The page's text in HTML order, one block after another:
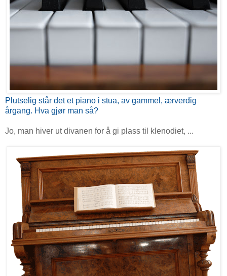
Plutselig står det et piano i stua, av gammel, ærverdig
årgang. Hva gjør man så?
Jo, man hiver ut divanen for å gi plass til klenodiet, ...